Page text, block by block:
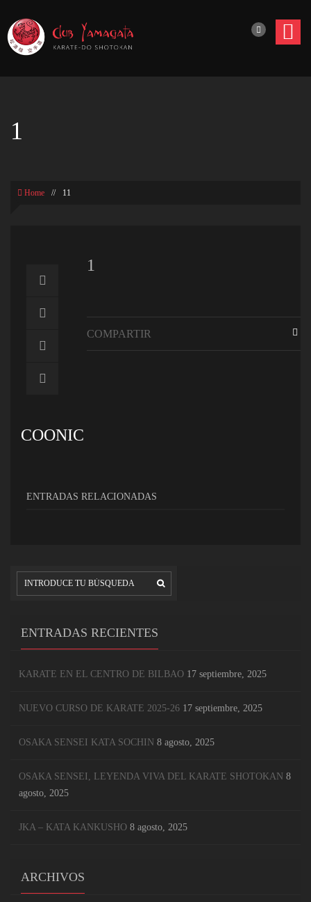
1
Home // 11
1
COMPARTIR
COONIC
ENTRADAS RELACIONADAS
ENTRADAS RECIENTES
KARATE EN EL CENTRO DE BILBAO 17 septiembre, 2025
NUEVO CURSO DE KARATE 2025-26 17 septiembre, 2025
OSAKA SENSEI KATA SOCHIN 8 agosto, 2025
OSAKA SENSEI, LEYENDA VIVA DEL KARATE SHOTOKAN 8
agosto, 2025
JKA – KATA KANKUSHO 8 agosto, 2025
ARCHIVOS